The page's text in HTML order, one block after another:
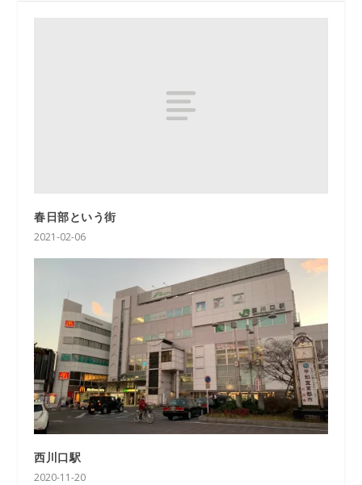
春日部という街
2021-02-06
西川口駅
2020-11-20